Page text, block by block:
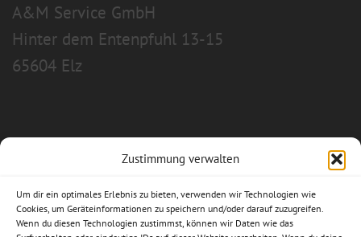
Zustimmung verwalten
Um dir ein optimales Erlebnis zu bieten, verwenden wir Technologien wie
Cookies, um Geräteinformationen zu speichern und/oder darauf zuzugreifen.
Wenn du diesen Technologien zustimmst, können wir Daten wie das
A&M Service GmbH
Hinter dem Entenpfuhl 13-15
65604 Elz
Allgemeine Geschäftsbedingungen
Impressum